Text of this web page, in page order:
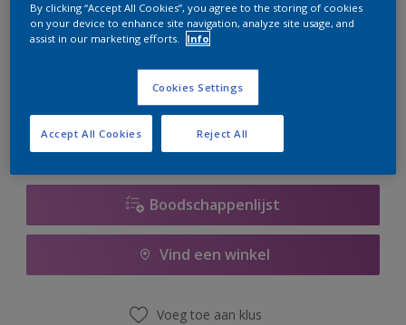
Op dit moment is het niet mogelijk dit product online
te bestellen. Houd de website in de gaten, we werken
er hard aan om de voorraad aan te vullen.
Boodschappenlijst
Vind een winkel
Voeg toe aan klus
By clicking “Accept All Cookies”, you agree to the storing of cookies
on your device to enhance site navigation, analyze site usage, and
assist in our marketing efforts.
Info
Cookies Settings
Reject All
Accept All Cookies